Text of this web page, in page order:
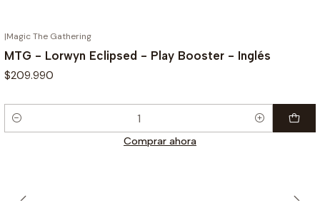
|Magic The Gathering
MTG - Lorwyn Eclipsed - Play Booster - Inglés
$209.990
Cantidad
Comprar ahora